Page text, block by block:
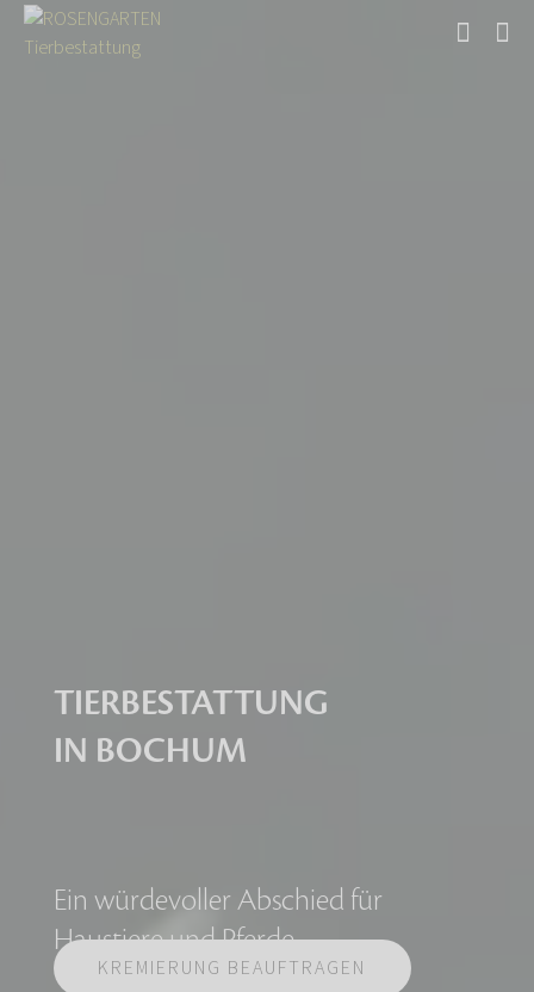
TIERBESTATTUNG
IN BOCHUM
Ein würdevoller Abschied für
Haustiere und Pferde
KREMIERUNG BEAUFTRAGEN